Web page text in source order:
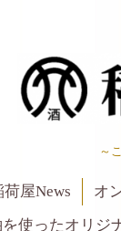
～
荷屋News オ
を使ったオリジ